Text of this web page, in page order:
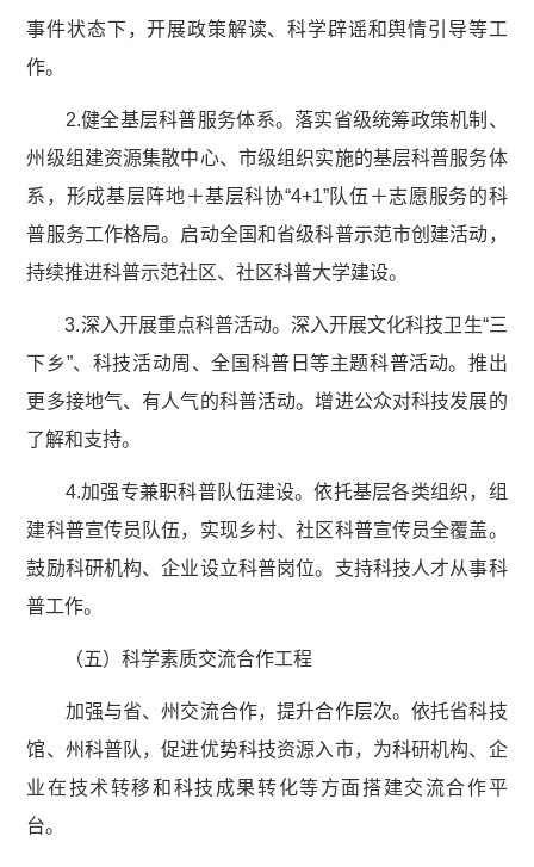
事件状态下，开展政策解读、科学辟谣和舆情引导等工
作。
2.健全基层科普服务体系。落实省级统筹政策机制、
州级组建资源集散中心、市级组织实施的基层科普服务体
系，形成基层阵地＋基层科协“4+1”队伍＋志愿服务的科
普服务工作格局。启动全国和省级科普示范市创建活动，
持续推进科普示范社区、社区科普大学建设。
3.深入开展重点科普活动。深入开展文化科技卫生“三
下乡”、科技活动周、全国科普日等主题科普活动。推出
更多接地气、有人气的科普活动。增进公众对科技发展的
了解和支持。
4.加强专兼职科普队伍建设。依托基层各类组织，组
建科普宣传员队伍，实现乡村、社区科普宣传员全覆盖。
鼓励科研机构、企业设立科普岗位。支持科技人才从事科
普工作。
（五）科学素质交流合作工程
加强与省、州交流合作，提升合作层次。依托省科技
馆、州科普队，促进优势科技资源入市，为科研机构、企
业在技术转移和科技成果转化等方面搭建交流合作平
台。